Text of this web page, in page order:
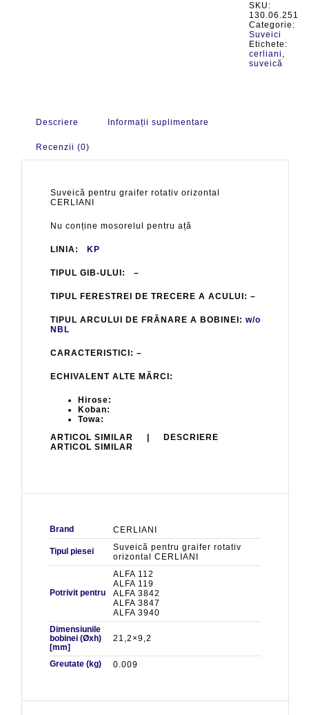
SKU:
130.06.251
Categorie:
Suveici
Etichete:
cerliani ,
suveică
Descriere Informații suplimentare
Recenzii (0)
Suveică pentru graifer rotativ orizontal
CERLIANI
Nu conține mosorelul pentru ață
LINIA: KP
TIPUL GIB-ULUI: –
TIPUL FERESTREI DE TRECERE A ACULUI: –
TIPUL ARCULUI DE FRÂNARE A BOBINEI: w/o
NBL
CARACTERISTICI: –
ECHIVALENT ALTE MĂRCI:
Hirose:
Koban:
Towa:
ARTICOL SIMILAR | DESCRIERE
ARTICOL SIMILAR
Brand CERLIANI
Tipul piesei
Suveică pentru graifer rotativ
orizontal CERLIANI
Potrivit pentru
ALFA 112
ALFA 119
ALFA 3842
ALFA 3847
ALFA 3940
Dimensiunile
bobinei (Øxh)
[mm]
21,2×9,2
Greutate (kg) 0.009